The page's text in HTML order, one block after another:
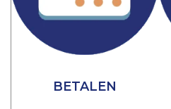
BETALEN